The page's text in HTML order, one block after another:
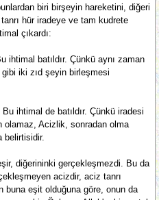
biri birşeyin hareketini, diğeri
hür iradeye ve tam kudrete
çıkardı:
ihtimal batıldır. Çünkü aynı zaman
iki zıd şeyin birleşmesi
ihtimal de batıldır. Çünkü iradesi
olamaz, Acizlik, sonradan olma
belirtisidir.
diğerininki gerçekleşmezdi. Bu da
acizdir, aciz tanrı
buna eşit olduğuna göre, onun da